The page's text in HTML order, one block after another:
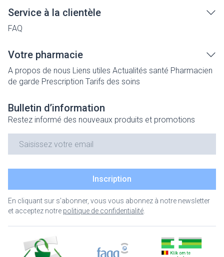
Service à la clientèle
FAQ
Votre pharmacie
A propos de nous Liens utiles Actualités santé Pharmacien
de garde Prescription Tarifs des soins
Bulletin d’information
Restez informé des nouveaux produits et promotions
Inscription
En cliquant sur s'abonner, vous vous abonnez à notre newsletter
et acceptez notre politique de confidentialité